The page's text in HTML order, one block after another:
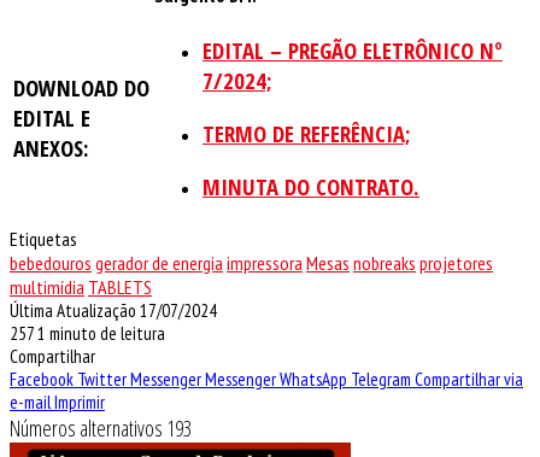
DOWNLOAD DO
EDITAL E
ANEXOS:
EDITAL – PREGÃO ELETRÔNICO Nº
7/2024;
TERMO DE REFERÊNCIA;
MINUTA DO CONTRATO.
Etiquetas
bebedouros gerador de energia impressora Mesas nobreaks projetores
multimídia TABLETS
Última Atualização 17/07/2024
2571 minuto de leitura
Compartilhar
Facebook TwitterMessengerMessengerWhatsApp Telegram Compartilhar via
e-mailImprimir
Números alternativos 193